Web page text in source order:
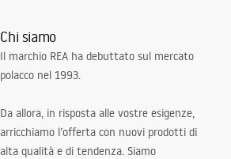
Chi siamo
Il marchio REA ha debuttato sul mercato
polacco nel 1993.
Da allora, in risposta alle vostre esigenze,
arricchiamo l’offerta con nuovi prodotti di
alta qualità e di tendenza. Siamo